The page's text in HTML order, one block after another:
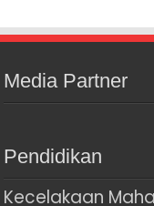
Media Partner
Pendidikan
Kecelakaan